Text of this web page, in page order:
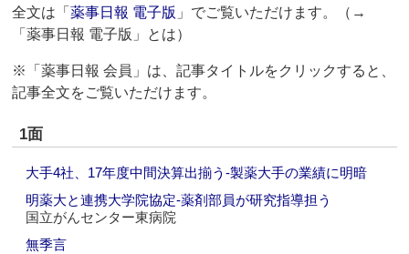
全文は「薬事日報 電子版 」でご覧いただけます。（→
「薬事日報 電子版」とは）
※「薬事日報 会員」は、記事タイトルをクリックすると、
記事全文をご覧いただけます。
1面
大手4社、17年度中間決算出揃う‐製薬大手の業績に明暗
明薬大と連携大学院協定‐薬剤部員が研究指導担う
国立がんセンター東病院
無季言